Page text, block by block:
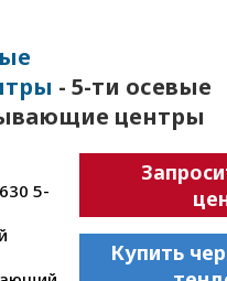
- 5-ти осевые
центры
5-
Купить